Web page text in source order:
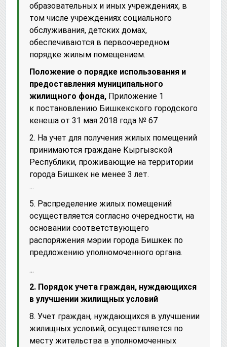
образовательных и иных учреждениях, в
том числе учреждениях социального
обслуживания, детских домах,
обеспечиваются в первоочередном
порядке жилым помещением.
Положение о порядке использования и
предоставления муниципального
жилищного фонда, Приложение 1
к постановлению Бишкекского городского
кенеша от 31 мая 2018 года № 67
2. На учет для получения жилых помещений
принимаются граждане Кыргызской
Республики, проживающие на территории
города Бишкек не менее 3 лет.
...
5. Распределение жилых помещений
осуществляется согласно очередности, на
основании соответствующего
распоряжения мэрии города Бишкек по
предложению уполномоченного органа.
...
2. Порядок учета граждан, нуждающихся
в улучшении жилищных условий
8. Учет граждан, нуждающихся в улучшении
жилищных условий, осуществляется по
месту жительства в уполномоченных